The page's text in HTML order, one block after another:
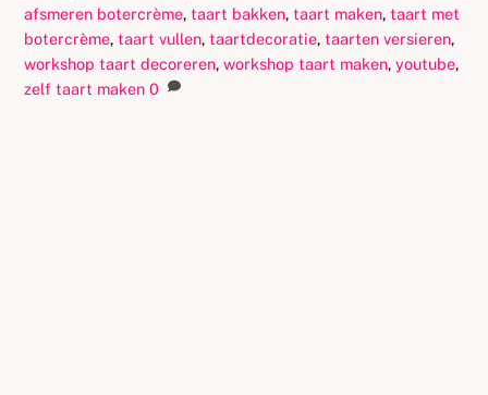
afsmeren botercrème,taart bakken,taart maken,taart met
botercrème,taart vullen,taartdecoratie,taarten versieren,
workshop taart decoreren,workshop taart maken,youtube,
zelf taart maken 0